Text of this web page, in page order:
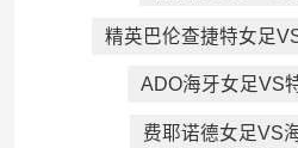
精英巴伦查捷特女足
ADO海牙女足VS
费耶诺德女足VS